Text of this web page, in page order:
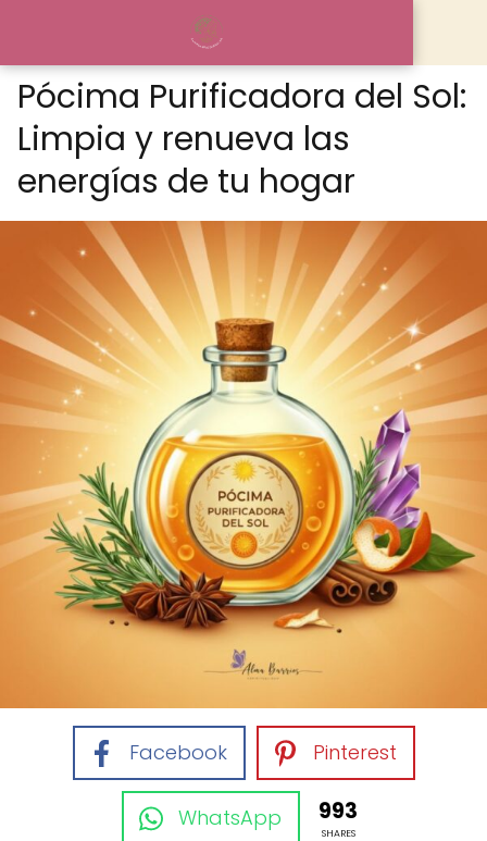
Pócima Purificadora del Sol:
Limpia y renueva las
energías de tu hogar
Facebook Pinterest
WhatsApp 993
SHARES